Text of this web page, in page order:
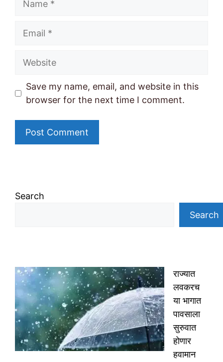
Website
Save my name, email, and website in this
browser for the next time I comment.
Search
Search
राज्यात
लवकरच
या भागात
पावसाला
सुरुवात
होणार
हवामान